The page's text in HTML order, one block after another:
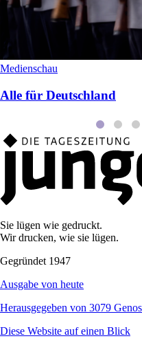
Medienschau
Alle für Deutschland
Sie lügen wie gedruckt.
Wir drucken, wie sie lügen.
Gegründet 1947
Ausgabe von heute
Herausgegeben von 3079
Diese Website auf einen Blick